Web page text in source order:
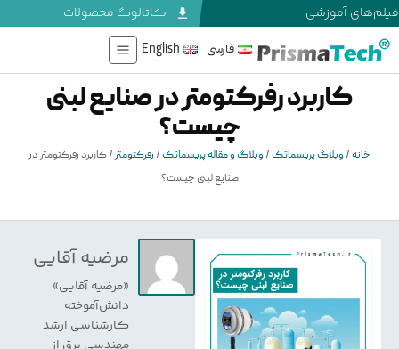
فیلم‌های آموزشی
کاتالوگ محصولات
فارسی
English
کاربرد رفرکتومتر در صنایع لبنی
چیست؟
خانه/ وبلاگ پریسماتک/ وبلاگ و مقاله پریسماتک/ رفرکتومتر/کاربرد رفرکتومتر در
صنایع لبنی چیست؟
مرضیه آقایی
«مرضیه آقایی»
دانش‌آموخته
کارشناسی ارشد
مهندسی برق از